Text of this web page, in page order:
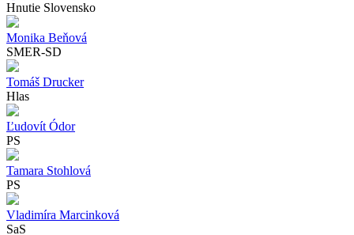
Hnutie Slovensko
Monika Beňová
SMER-SD
Tomáš Drucker
Hlas
Ľudovít Ódor
PS
Tamara Stohlová
PS
Vladimíra Marcinková
SaS